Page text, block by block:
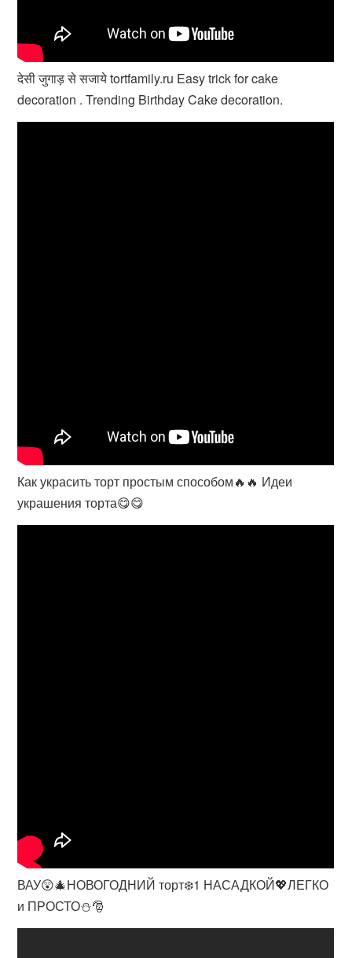
देसी जुगाड़ से सजाये tortfamily.ru Easy trick for cake
decoration . Trending Birthday Cake decoration.
Как украсить торт простым способом🔥🔥 Идеи
украшения торта😋😋
ВАУ😲🎄НОВОГОДНИЙ торт❄️1 НАСАДКОЙ💖ЛЕГКО
и ПРОСТО⛄🎅